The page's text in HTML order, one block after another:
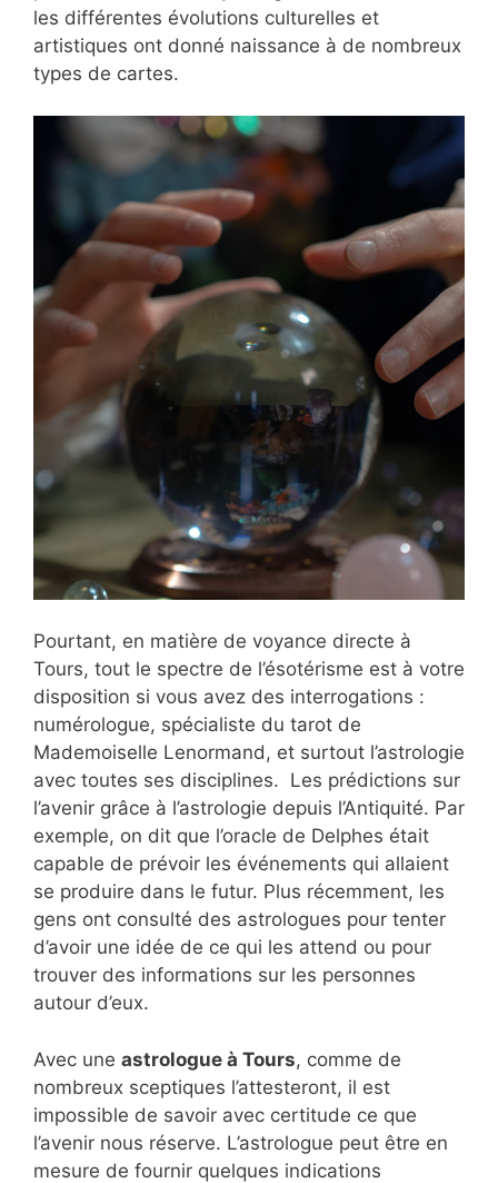
les différentes évolutions culturelles et
artistiques ont donné naissance à de nombreux
types de cartes.
Pourtant, en matière de voyance directe à
Tours, tout le spectre de l’ésotérisme est à votre
disposition si vous avez des interrogations :
numérologue, spécialiste du tarot de
Mademoiselle Lenormand, et surtout l’astrologie
avec toutes ses disciplines. Les prédictions sur
l’avenir grâce à l’astrologie depuis l’Antiquité. Par
exemple, on dit que l’oracle de Delphes était
capable de prévoir les événements qui allaient
se produire dans le futur. Plus récemment, les
gens ont consulté des astrologues pour tenter
d’avoir une idée de ce qui les attend ou pour
trouver des informations sur les personnes
autour d’eux.
Avec une astrologue à Tours, comme de
nombreux sceptiques l’attesteront, il est
impossible de savoir avec certitude ce que
l’avenir nous réserve. L’astrologue peut être en
mesure de fournir quelques indications